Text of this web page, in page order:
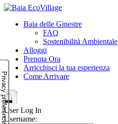
Baia delle Ginestre
FAQ
Sostenibilità Ambientale
Alloggi
Prenota Ora
Arricchisci la tua esperienza
Come Arrivare
User Log In
Username: